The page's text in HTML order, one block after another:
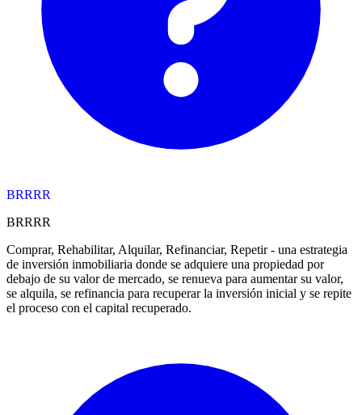
BRRRR
BRRRR
Comprar, Rehabilitar, Alquilar, Refinanciar, Repetir - una estrategia
de inversión inmobiliaria donde se adquiere una propiedad por
debajo de su valor de mercado, se renueva para aumentar su valor,
se alquila, se refinancia para recuperar la inversión inicial y se repite
el proceso con el capital recuperado.